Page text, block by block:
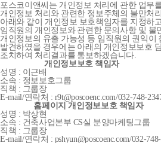
포스코이앤씨는 개인정보 처리에 관한 업무
개인정보 처리와 관련한 정보주체의 불만처
아래와 같이 개인정보 보호책임자를 지정하
임직원의 개인정보와 관련한 문의사항 및 불
개인정보의 유출 가능성 등 임직원의 권익이
발견하였을 경우에는 아래의 개인정보보호
조치하여 처리결과를 통보하겠습니다.
개인정보보호 책임자
성명 : 이근배
소속 : 정보보호그룹
직책 : 그룹장
E-mail/연락처 : r9t@poscoenc.com/032-748-
홈페이지 개인정보보호 책임자
성명 : 박상현
소속 : 건축사업본부 CS실 분양마케팅그룹
직책 : 그룹장
E-mail/연락처 : pshyun@poscoenc.com/032-